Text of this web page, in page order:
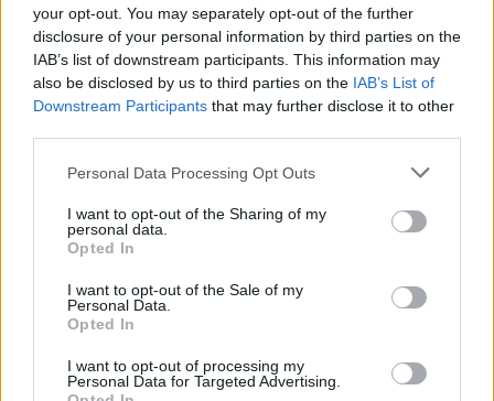
your opt-out. You may separately opt-out of the further
disclosure of your personal information by third parties on the
IAB’s list of downstream participants. This information may
also be disclosed by us to third parties on the IAB’s List of
Downstream Participants that may further disclose it to other
Personal Data Processing Opt Outs
I want to opt-out of the Sharing of my
personal data.
Opted In
I want to opt-out of the Sale of my
Personal Data.
Opted In
I want to opt-out of processing my
Personal Data for Targeted Advertising.
Visi įrašai
Žiūrimiausi įrašai
vaiko gyvybių išgelbėti nepavyko
Žinios
Savaitės vidurys nusimato karštas: temperatūra kils iki
32 laipsnių šilumos
Žinios | Orai